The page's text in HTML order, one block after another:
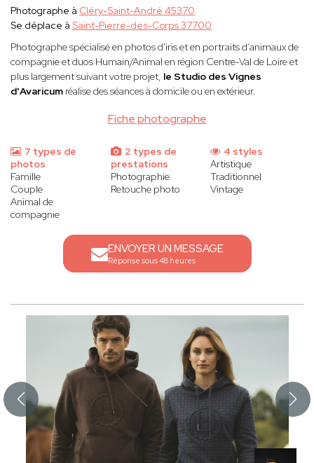
Fiche photographe
Photographe à Cléry-Saint-André 45370
Se déplace à Saint-Pierre-des-Corps 37700
Photographe spécialisé en photos d'iris et en portraits d’animaux de
compagnie et duos Humain/Animal en région Centre-Val de Loire et
plus largement suivant votre projet, le Studio des Vignes
d'Avaricum réalise des séances à domicile ou en extérieur.
7 types de
photos
Famille
Couple
Animal de
compagnie
2 types de
prestations
Photographie
Retouche photo
4 styles
Artistique
Traditionnel
Vintage
ENVOYER UN MESSAGE
Réponse sous 48 heures